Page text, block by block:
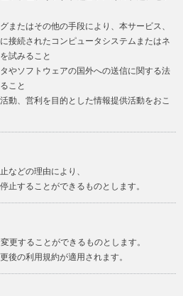
またはその他の手段により、本サービス、
接続されたコンピュータシステムまたはネ
試みること
やソフトウェアの国外への送信に関する法
こと
動、営利を目的とした情報提供活動をおこ
などの理由により、
止することができるものとします。
更することができるものとします。
後の利用規約が適用されます。